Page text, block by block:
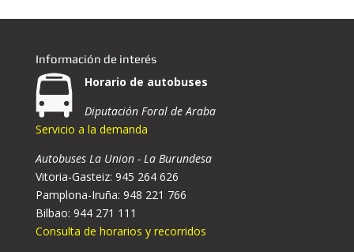
Información de interés
Horario de autobuses
Diputación Foral de Araba
Servicio a la demanda
Autobuses La Union - La Burundesa
Vitoria-Gasteiz: 945 264 626
Pamplona-Iruña: 948 221 766
Bilbao: 944 271 111
Consulta de horarios y recorridos